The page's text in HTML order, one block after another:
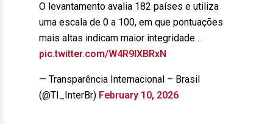
O levantamento avalia 182 países e utiliza
uma escala de 0 a 100, em que pontuações
mais altas indicam maior integridade…
pic.twitter.com/W4R9IXBRxN
— Transparência Internacional – Brasil
(@TI_InterBr) February 10, 2026